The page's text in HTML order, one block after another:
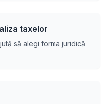
taxelor
să alegi forma juridică